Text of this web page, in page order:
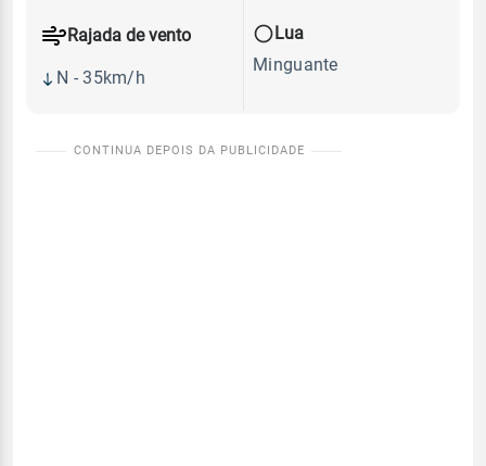
Rajada de vento
N - 35km/h
Lua
Minguante